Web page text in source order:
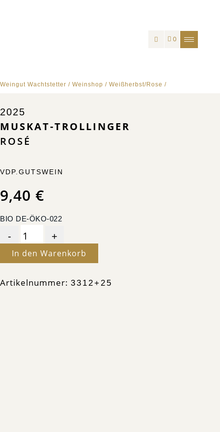
0
Weingut Wachtstetter / Weinshop / Weißherbst/Rose /
2025
MUSKAT-TROLLINGER
ROSÉ
VDP.GUTSWEIN
9,40 €
BIO DE-ÖKO-022
In den Warenkorb
Artikelnummer: 3312+25